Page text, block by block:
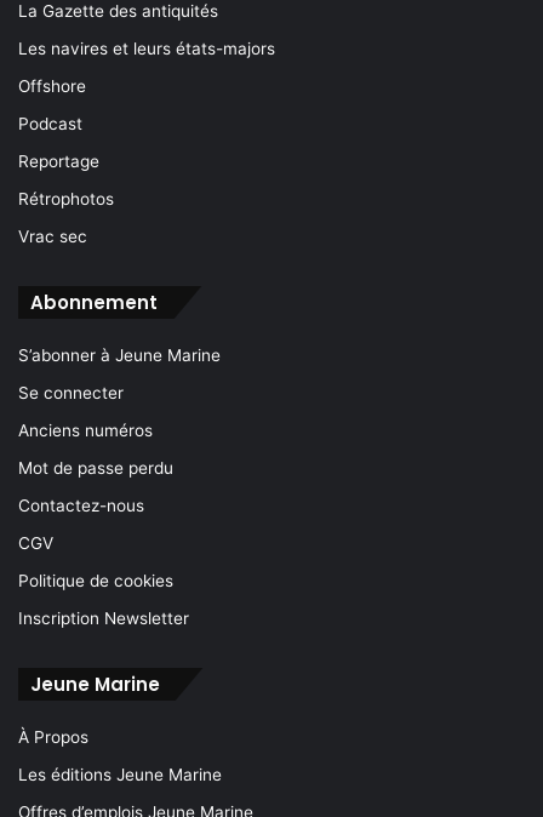
La Gazette des antiquités
Les navires et leurs états-majors
Offshore
Podcast
Reportage
Rétrophotos
Vrac sec
Abonnement
S’abonner à Jeune Marine
Se connecter
Anciens numéros
Mot de passe perdu
Contactez-nous
CGV
Politique de cookies
Inscription Newsletter
Jeune Marine
À Propos
Les éditions Jeune Marine
Offres d’emplois Jeune Marine